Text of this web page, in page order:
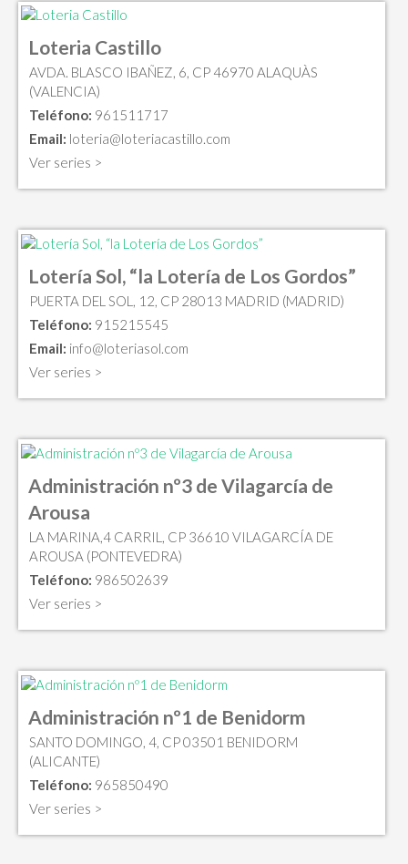
Loteria Castillo
AVDA. BLASCO IBAÑEZ, 6, CP 46970 ALAQUÀS
(VALENCIA)
Teléfono: 961511717
Email: loteria@loteriacastillo.com
Ver series >
Lotería Sol, “la Lotería de Los Gordos”
PUERTA DEL SOL, 12, CP 28013 MADRID (MADRID)
Teléfono: 915215545
Email: info@loteriasol.com
Ver series >
Administración nº3 de Vilagarcía de
Arousa
LA MARINA,4 CARRIL, CP 36610 VILAGARCÍA DE
AROUSA (PONTEVEDRA)
Teléfono: 986502639
Ver series >
Administración nº1 de Benidorm
SANTO DOMINGO, 4, CP 03501 BENIDORM
(ALICANTE)
Teléfono: 965850490
Ver series >